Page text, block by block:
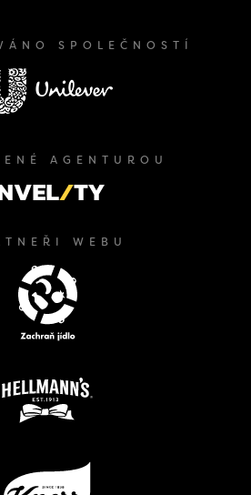
SPOLEČNOSTÍ
AGENTUROU
WEBU